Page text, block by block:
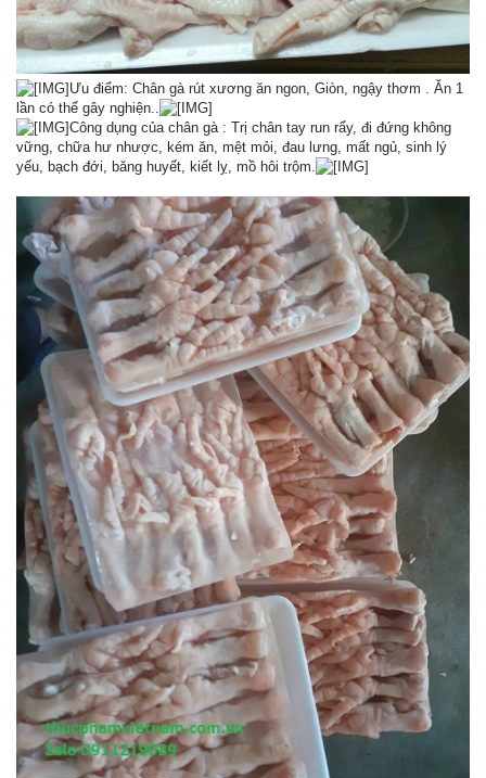
Ưu điểm: Chân gà rút xương ăn ngon, Giòn, ngậy thơm . Ăn 1
lần có thể gây nghiện..
Công dụng của chân gà : Trị chân tay run rẩy, đi đứng không
vững, chữa hư nhược, kém ăn, mệt mỏi, đau lưng, mất ngủ, sinh lý
yếu, bạch đới, băng huyết, kiết lỵ, mồ hôi trộm.